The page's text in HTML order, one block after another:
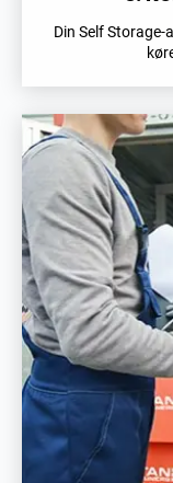
Din Self